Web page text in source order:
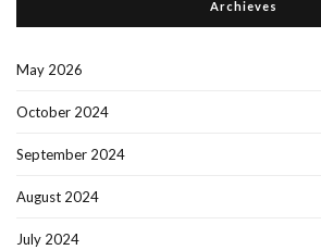
Archieves
May 2026
October 2024
September 2024
August 2024
July 2024